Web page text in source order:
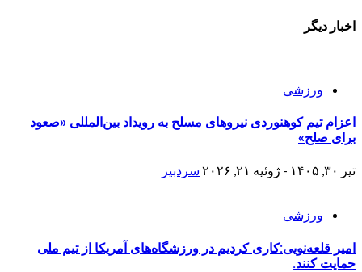
اخبار دیگر
ورزشی
اعزام تیم کوهنوردی نیروهای مسلح به رویداد بین‌المللی «صعود
برای صلح»
تیر ۳۰, ۱۴۰۵ - ژوئیه ۲۱, ۲۰۲۶ سردبیر
ورزشی
امیر قلعه‌نویی:کاری کردیم در ورزشگاه‌های آمریکا از تیم ملی
حمایت کنند.